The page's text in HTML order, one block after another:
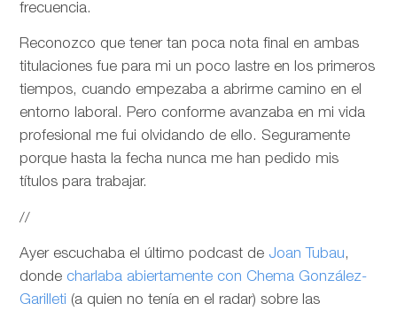
frecuencia.
Reconozco que tener tan poca nota final en ambas
titulaciones fue para mi un poco lastre en los primeros
tiempos, cuando empezaba a abrirme camino en el
entorno laboral. Pero conforme avanzaba en mi vida
profesional me fui olvidando de ello. Seguramente
porque hasta la fecha nunca me han pedido mis
títulos para trabajar.
//
Ayer escuchaba el último podcast de Joan Tubau,
donde charlaba abiertamente con Chema González-
Garilleti (a quien no tenía en el radar) sobre las